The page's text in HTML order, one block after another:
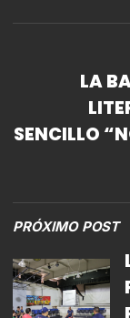
LA
SENCILLO
PRÓXIMO POST